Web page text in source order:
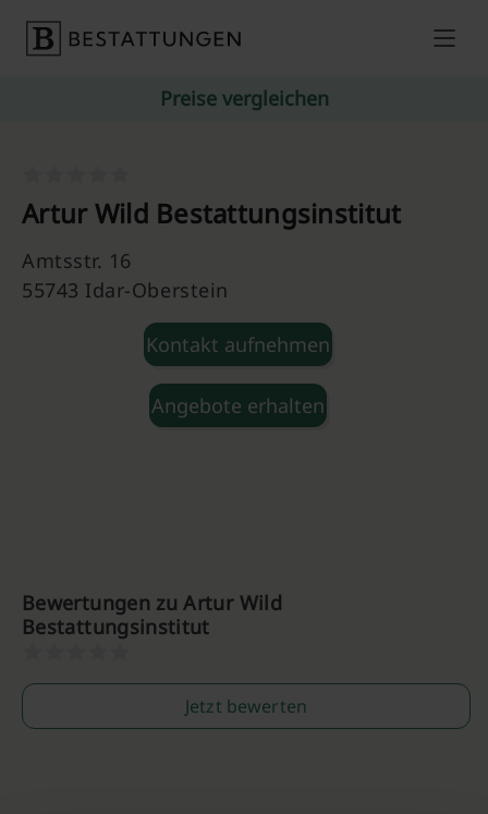
Preise vergleichen
Artur Wild Bestattungsinstitut
Amtsstr. 16
55743 Idar-Oberstein
Kontakt aufnehmen
Angebote erhalten
Bewertungen zu Artur Wild
Bestattungsinstitut
Jetzt bewerten